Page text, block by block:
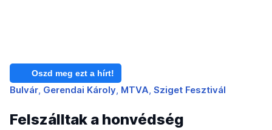
Oszd meg ezt a hírt!
Bulvár Gerendai Károly MTVA Sziget Fesztivál
Felszálltak a honvédség